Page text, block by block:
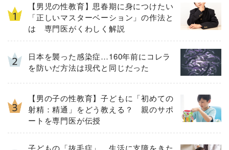
【男児の性教育】思春期に身につけたい
「正しいマスターベーション」の作法と
は 専門医がくわしく解説
日本を襲った感染症…160年前にコレラ
を防いだ方法は現代と同じだった
【男の子の性教育】子どもに「初めての
射精：精通」をどう教える？ 親のサポ
ートを専門医が伝授
子どもの「抜毛症」 生活に支障をきた